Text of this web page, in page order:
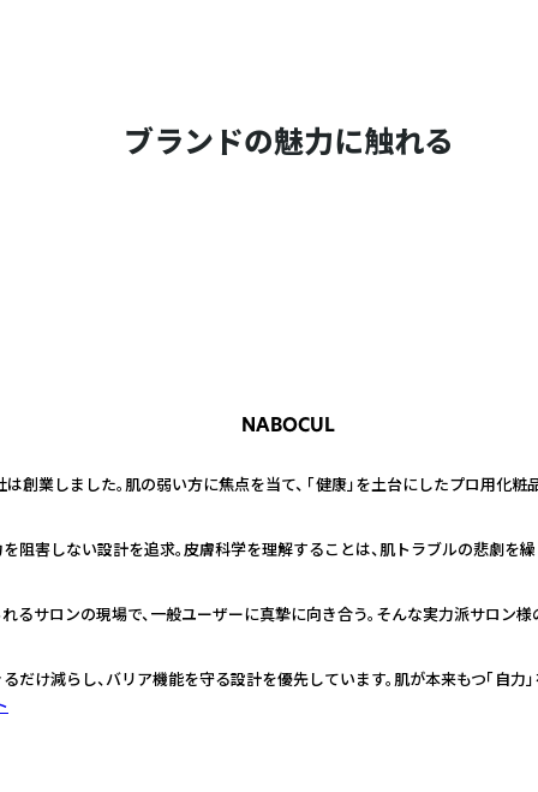
ブランドの魅力に触れる
NABOCUL
創業しました。肌の弱い方に焦点を当て、 「健康」を土台にしたプロ用化粧
阻害しない設計を追求。皮膚科学を理解することは、肌トラブルの悲劇を
るサロンの現場で、一般ユーザーに真摯に向き合う。そんな実力派サロン様
だけ減らし、バリア機能を守る設計を優先しています。肌が本来もつ「自力」